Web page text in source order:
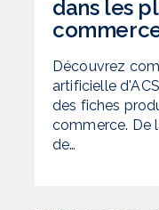
dans les
Découvrez
artificielle
des fiches
commerce. De
de…